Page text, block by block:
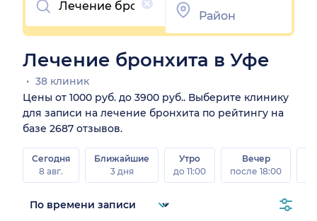
Лечение бронхита в Уфе
38 клиник
Цены от 1000 руб. до 3900 руб.. Выберите клинику
для записи на лечение бронхита по рейтингу на
базе 2687 отзывов.
Сегодня
8 авг.
Ближайшие
3 дня
Утро
до 11:00
Вечер
после 18:00